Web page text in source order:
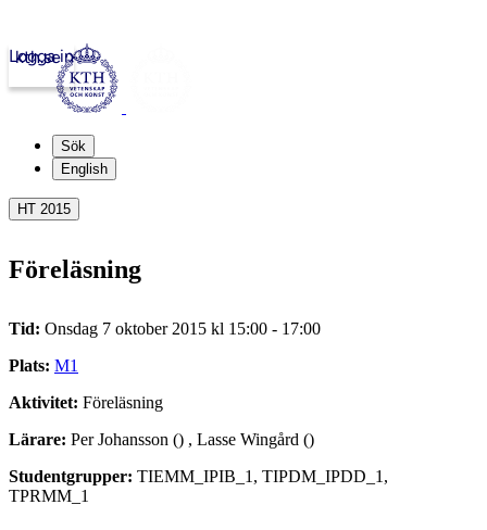
kth.se
Logga in
Sök
English
HT 2015
Föreläsning
Tid: Onsdag 7 oktober 2015 kl 15:00 - 17:00
Plats: M1
Aktivitet: Föreläsning
Lärare: Per Johansson () , Lasse Wingård ()
Studentgrupper: TIEMM_IPIB_1, TIPDM_IPDD_1,
TPRMM_1